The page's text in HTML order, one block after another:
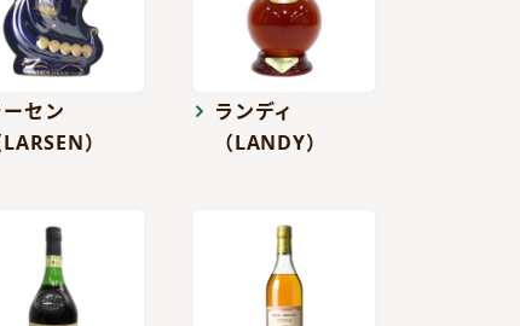
ーセン
LARSEN）
ランディ
（LANDY）